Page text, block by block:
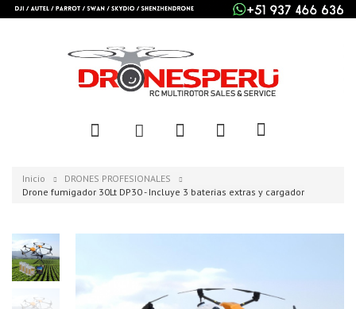
Inicio
DRONES PROFESIONALES
Drone fumigador 30Lt DP30 - Incluye 3 baterias extras y cargador